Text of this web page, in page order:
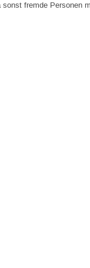
fremde Personen